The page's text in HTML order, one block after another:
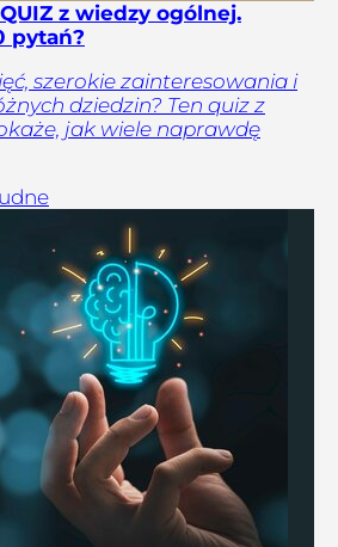
z wiedzy ogólnej.
pytań?
szerokie zainteresowania i
dziedzin? Ten quiz z
jak wiele naprawdę